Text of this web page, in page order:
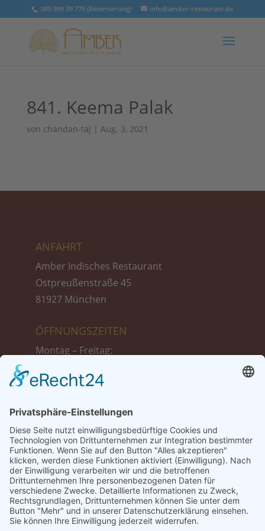
089 999 39 775 (Reservierung) info@amber-restaurant.de
841. Keema Palak
von chandan-taj | Aug. 3, 2021
ANFAHRT
Amber Indisches Restaurant
Ostpreußenstraße 45
81927 München
ÖFFNUNGSZEITEN
Montag – Freitag:
17:30 bis 23:00 Uhr
17:30 bis 23:00 Uhr
Sonntag + Feiertags:
12:00 bis 23:00 Uhr
TISCH-RESERVIERUNG
Tel.: 089 999 39 775
Tel.: +49 1521 87 13 698 (Reservierung nur